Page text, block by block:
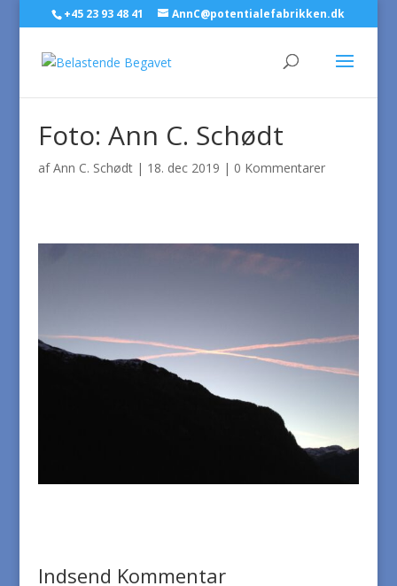
+45 23 93 48 41 AnnC@potentialefabrikken.dk
Foto: Ann C. Schødt
afAnn C. Schødt| 18. dec 2019 | 0 Kommentarer
Indsend Kommentar